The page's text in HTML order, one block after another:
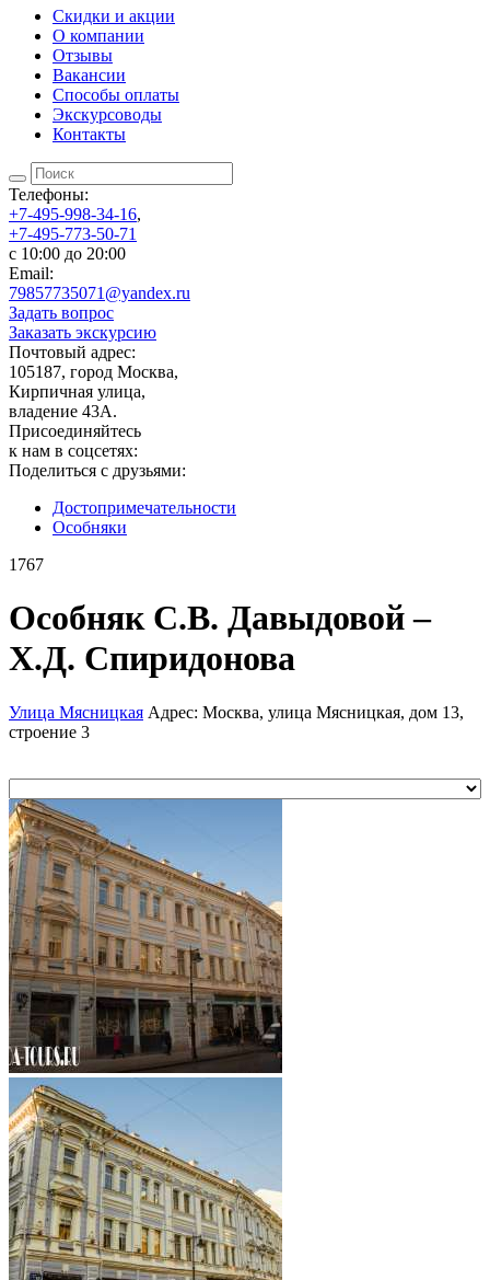
Скидки и акции
О компании
Отзывы
Вакансии
Способы оплаты
Экскурсоводы
Контакты
Телефоны:
+7-495-998-34-16,
+7-495-773-50-71
c 10:00 до 20:00
Email:
79857735071@yandex.ru
Задать вопрос
Заказать экскурсию
Почтовый адрес:
105187, город Москва,
Кирпичная улица,
владение 43А.
Присоединяйтесь
к нам в соцсетях:
Поделиться с друзьями:
Достопримеча­тельности
Особняки
1767
Особняк С.В. Давыдовой –
Х.Д. Спиридонова
Улица Мясницкая Адрес: Москва, улица Мясницкая, дом 13,
строение 3